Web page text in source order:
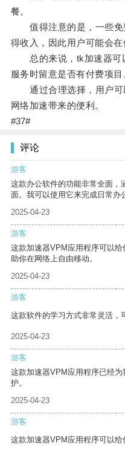
餐。
值得注意的是，一些免
得收入，因此用户可能会在
总的来说，tk加速器可
服务时留意是否有付费项目
通过合理选择，用户可
网络加速带来的便利。
#37#
评论
游客
这款办公软件的功能非常全面，
面。我可以使用它来完成日常办
2025-04-23
游客
这款加速器VPM应用程序可以
助你在网络上自由移动。
2025-04-23
游客
这款软件的学习方式非常灵活，
2025-04-23
游客
这款加速器VPM应用程序已经
护。
2025-04-23
游客
这款加速器VPM应用程序可以给